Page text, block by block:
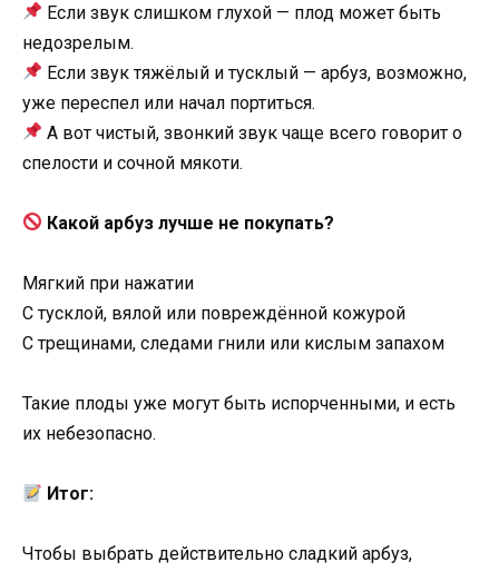
Если звук слишком глухой — плод может быть
недозрелым.
Если звук тяжёлый и тусклый — арбуз, возможно,
уже переспел или начал портиться.
А вот чистый, звонкий звук чаще всего говорит о
спелости и сочной мякоти.
Какой арбуз лучше не покупать?
Мягкий при нажатии
С тусклой, вялой или повреждённой кожурой
С трещинами, следами гнили или кислым запахом
Такие плоды уже могут быть испорченными, и есть
их небезопасно.
Итог:
Чтобы выбрать действительно сладкий арбуз,